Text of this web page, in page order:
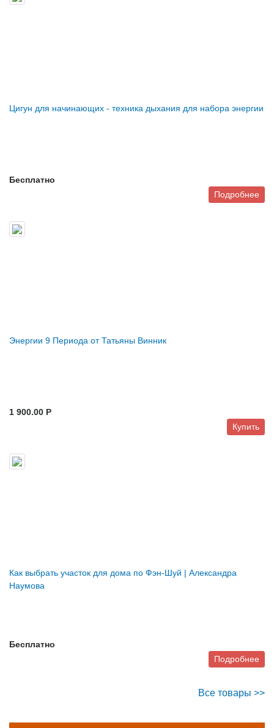
Цигун для начинающих - техника дыхания для набора энергии
Бесплатно
Подробнее
Энергии 9 Периода от Татьяны Винник
1 900.00 P
Купить
Как выбрать участок для дома по Фэн-Шуй | Александра
Наумова
Бесплатно
Подробнее
Все товары >>